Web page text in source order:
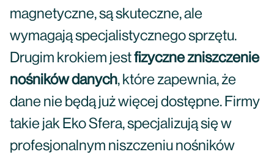
magnetyczne, są skuteczne, ale
wymagają specjalistycznego sprzętu.
Drugim krokiem jestfizyczne zniszczenie
nośników danych, które zapewnia, że
dane nie będą już więcej dostępne. Firmy
takie jak Eko Sfera, specjalizują się w
profesjonalnym niszczeniu nośników